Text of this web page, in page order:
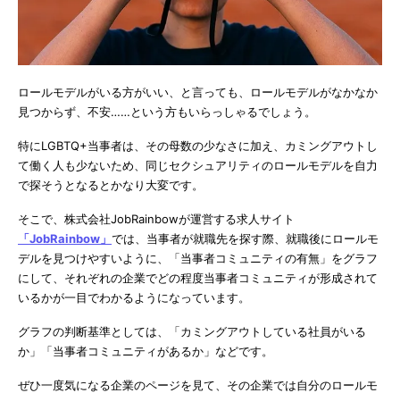
ロールモデルがいる方がいい、と言っても、ロールモデルがなかなか
見つからず、不安……という方もいらっしゃるでしょう。
特にLGBTQ+当事者は、その母数の少なさに加え、カミングアウトし
て働く人も少ないため、同じセクシュアリティのロールモデルを自力
で探そうとなるとかなり大変です。
そこで、株式会社JobRainbowが運営する求人サイト
「JobRainbow」 では、当事者が就職先を探す際、就職後にロールモ
デルを見つけやすいように、「当事者コミュニティの有無」をグラフ
にして、それぞれの企業でどの程度当事者コミュニティが形成されて
いるかが一目でわかるようになっています。
グラフの判断基準としては、「カミングアウトしている社員がいる
か」「当事者コミュニティがあるか」などです。
ぜひ一度気になる企業のページを見て、その企業では自分のロールモ